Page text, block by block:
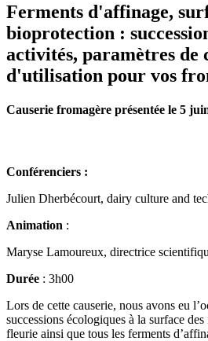
Ferments d'affinage,
bioprotection :
activités, paramètres de
d'utilisation pour vos
Causerie fromagère présentée le 5
Conférenciers :
Julien Dherbécourt, dairy culture and
Animation :
Maryse Lamoureux, directrice
Durée : 3h00
Lors de cette causerie, nous avons eu
successions écologiques à la surface
fleurie ainsi que tous les ferments